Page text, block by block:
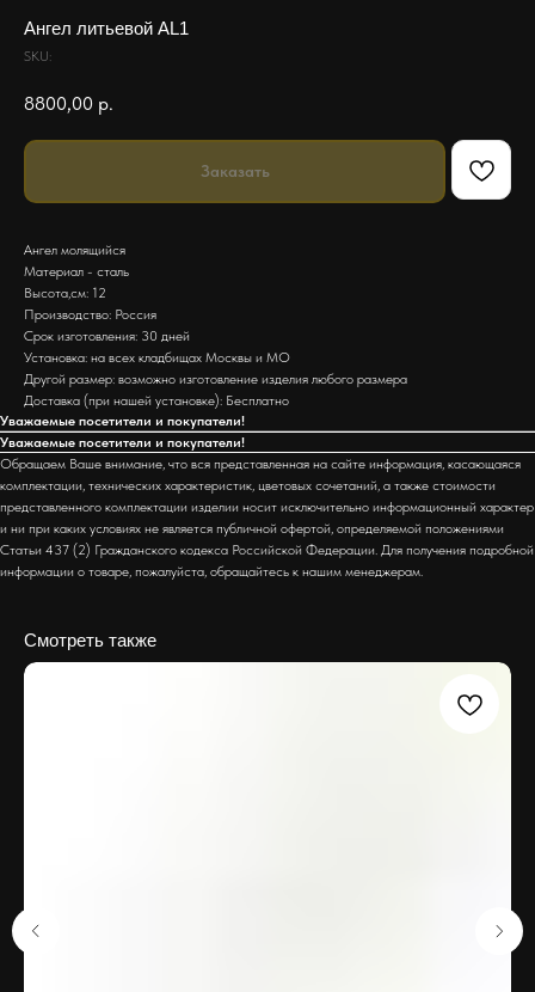
Ангел литьевой AL1
SKU:
8800,00 р.
Заказать
Ангел молящийся
Материал - сталь
Высота,см: 12
Производство: Россия
Срок изготовления: 30 дней
Установка: на всех кладбищах Москвы и МО
Другой размер: возможно изготовление изделия любого размера
Доставка (при нашей установке): Бесплатно
Уважаемые посетители и покупатели!
Уважаемые посетители и покупатели!
Обращаем Ваше внимание, что вся представленная на сайте информация, касающаяся
комплектации, технических характеристик, цветовых сочетаний, а также стоимости
представленного комплектации изделии носит исключительно информационный характер
и ни при каких условиях не является публичной офертой, определяемой положениями
Статьи 437 (2) Гражданского кодекса Российской Федерации. Для получения подробной
информации о товаре, пожалуйста, обращайтесь к нашим менеджерам.
Смотреть также